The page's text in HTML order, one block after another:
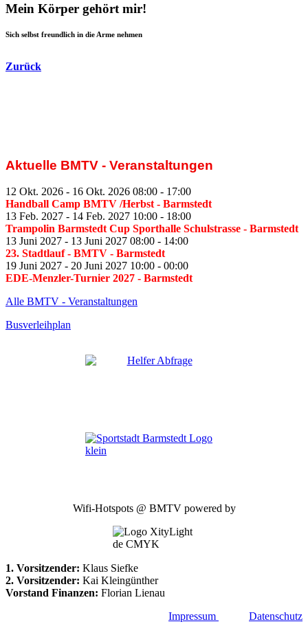
Mein Körper gehört mir!
Sich selbst freundlich in die Arme nehmen
Zurück
Aktuelle BMTV - Veranstaltungen
12 Okt. 2026 - 16 Okt. 2026 08:00 - 17:00
Handball Camp BMTV /Herbst - Barmstedt
13 Feb. 2027 - 14 Feb. 2027 10:00 - 18:00
Trampolin Barmstedt Cup Sporthalle Schulstrasse - Barmstedt
13 Juni 2027 - 13 Juni 2027 08:00 - 14:00
23. Stadtlauf - BMTV - Barmstedt
19 Juni 2027 - 20 Juni 2027 10:00 - 00:00
EDE-Menzler-Turnier 2027 - Barmstedt
Alle BMTV - Veranstaltungen
Busverleihplan
Wifi-Hotspots @ BMTV powered by
1. Vorsitzender: Klaus Siefke
2. Vorsitzender: Kai Kleingünther
Vorstand Finanzen: Florian Lienau
Impressum
Datenschutz